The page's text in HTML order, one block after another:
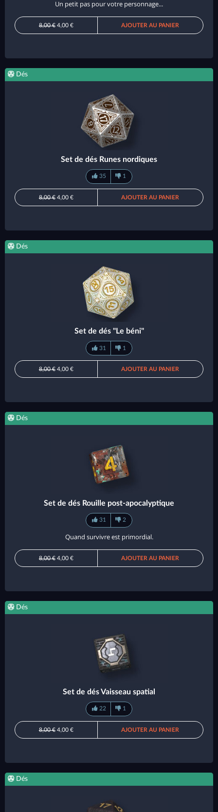
Un petit pas pour votre personnage...
8,00 €4,00 € AJOUTER AU PANIER
Dés
Set de dés Runes nordiques
35 1
8,00 €4,00 € AJOUTER AU PANIER
Dés
Set de dés "Le béni"
31 1
8,00 €4,00 € AJOUTER AU PANIER
Dés
Set de dés Rouille post-apocalyptique
31 2
Quand survivre est primordial.
8,00 €4,00 € AJOUTER AU PANIER
Dés
Set de dés Vaisseau spatial
22 1
8,00 €4,00 € AJOUTER AU PANIER
Dés